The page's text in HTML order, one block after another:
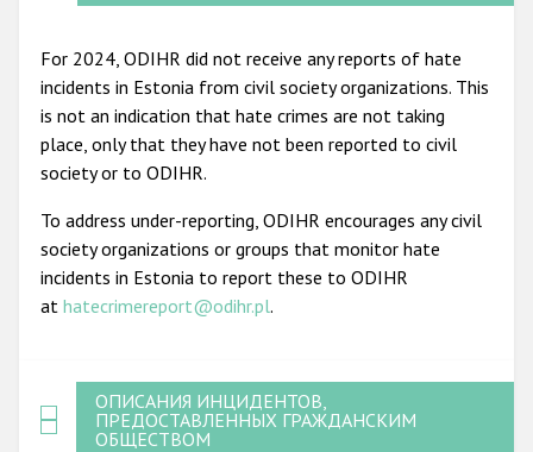
For 2024, ODIHR did not receive any reports of hate
incidents in Estonia from civil society organizations. This
is not an indication that hate crimes are not taking
place, only that they have not been reported to civil
society or to ODIHR.
To address under-reporting, ODIHR encourages any civil
society organizations or groups that monitor hate
incidents in Estonia to report these to ODIHR
at hatecrimereport@odihr.pl.
ОПИСАНИЯ ИНЦИДЕНТОВ,
ПРЕДОСТАВЛЕННЫХ ГРАЖДАНСКИМ
ОБЩЕСТВОМ